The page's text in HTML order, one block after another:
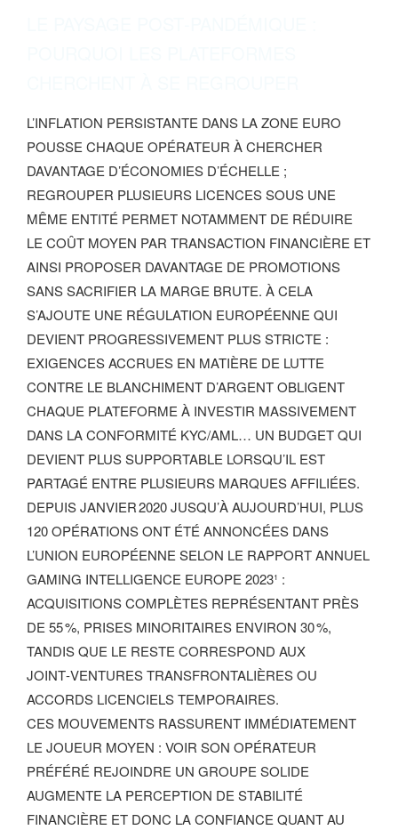
L’INFLATION PERSISTANTE DANS LA ZONE EURO
POUSSE CHAQUE OPÉRATEUR À CHERCHER
DAVANTAGE D’ÉCONOMIES D’ÉCHELLE ;
REGROUPER PLUSIEURS LICENCES SOUS UNE
MÊME ENTITÉ PERMET NOTAMMENT DE RÉDUIRE
LE COÛT MOYEN PAR TRANSACTION FINANCIÈRE ET
AINSI PROPOSER DAVANTAGE DE PROMOTIONS
SANS SACRIFIER LA MARGE BRUTE. À CELA
S’AJOUTE UNE RÉGULATION EUROPÉENNE QUI
DEVIENT PROGRESSIVEMENT PLUS STRICTE :
EXIGENCES ACCRUES EN MATIÈRE DE LUTTE
CONTRE LE BLANCHIMENT D’ARGENT OBLIGENT
CHAQUE PLATEFORME À INVESTIR MASSIVEMENT
DANS LA CONFORMITÉ KYC/AML… UN BUDGET QUI
DEVIENT PLUS SUPPORTABLE LORSQU’IL EST
PARTAGÉ ENTRE PLUSIEURS MARQUES AFFILIÉES.
DEPUIS JANVIER 2020 JUSQU’À AUJOURD’HUI, PLUS
120 OPÉRATIONS ONT ÉTÉ ANNONCÉES DANS
L’UNION EUROPÉENNE SELON LE RAPPORT ANNUEL
GAMING INTELLIGENCE EUROPE 2023¹ :
ACQUISITIONS COMPLÈTES REPRÉSENTANT PRÈS
DE 55 %, PRISES MINORITAIRES ENVIRON 30 %,
TANDIS QUE LE RESTE CORRESPOND AUX
JOINT‑VENTURES TRANSFRONTALIÈRES OU
ACCORDS LICENCIELS TEMPORAIRES.
CES MOUVEMENTS RASSURENT IMMÉDIATEMENT
LE JOUEUR MOYEN : VOIR SON OPÉRATEUR
PRÉFÉRÉ REJOINDRE UN GROUPE SOLIDE
AUGMENTE LA PERCEPTION DE STABILITÉ
FINANCIÈRE ET DONC LA CONFIANCE QUANT AU